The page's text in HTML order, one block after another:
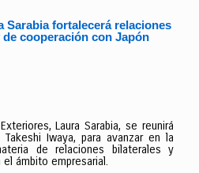
Sarabia fortalecerá relaciones
cooperación con Japón
Laura Sarabia, se reunirá
Iwaya, para avanzar en la
de relaciones bilaterales y
ámbito empresarial.